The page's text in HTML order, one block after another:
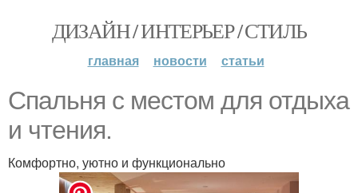
ДИЗАЙН / ИНТЕРЬЕР / СТИЛЬ
главная новости статьи
Спальня с местом для отдыха
и чтения.
Комфортно, уютно и функционально